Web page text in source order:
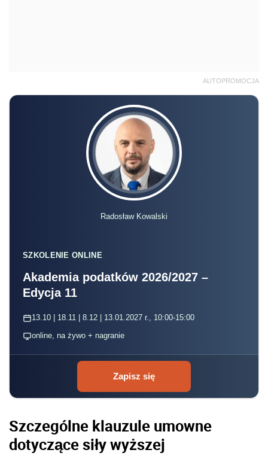
AUTOPROMOCJA
Radosław Kowalski
SZKOLENIE ONLINE
Akademia podatków 2026/2027 –
Edycja 11
13.10 | 18.11 | 8.12 | 13.01.2027 r., 10:00-15:00
online, na żywo + nagranie
Zapisz się
Szczególne klauzule umowne
dotyczące siły wyższej